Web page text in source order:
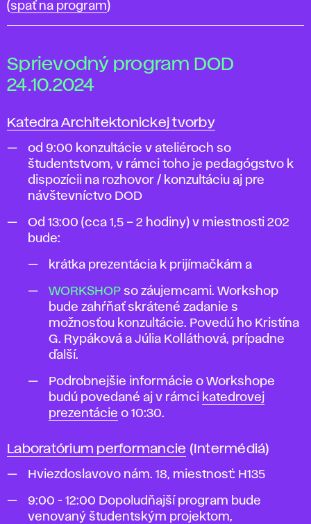
(spať na program)
Sprievodný program DOD
24.10.2024
Katedra Architektonickej tvorby
od 9:00 konzultácie v ateliéroch so
študentstvom, v rámci toho je pedagógstvo k
dispozícii na rozhovor / konzultáciu aj pre
návštevníctvo DOD
Od 13:00 (cca 1,5 – 2 hodiny) v miestnosti 202
bude:
krátka prezentácia k prijímačkám a
WORKSHOP so záujemcami. Workshop
bude zahŕňať skrátené zadanie s
možnosťou konzultácie. Povedú ho Kristína
G. Rypáková a Júlia Kolláthová, prípadne
ďalší.
Podrobnejšie informácie o Workshope
budú povedané aj v rámci katedrovej
prezentácie o 10:30.
Laboratórium performancie (Intermédiá)
Hviezdoslavovo nám. 18, miestnosť: H135
9:00 - 12:00 Dopoludňajší program bude
venovaný študentským projektom,